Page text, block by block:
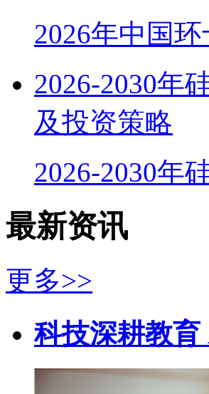
2026年中国
2026-2030年
及投资策略
2026-2030年
最新资讯
更多>>
科技深耕教